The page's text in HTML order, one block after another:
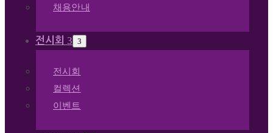
채용안내
전시회
전시회
컬렉션
이벤트